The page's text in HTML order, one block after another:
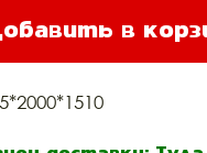
в